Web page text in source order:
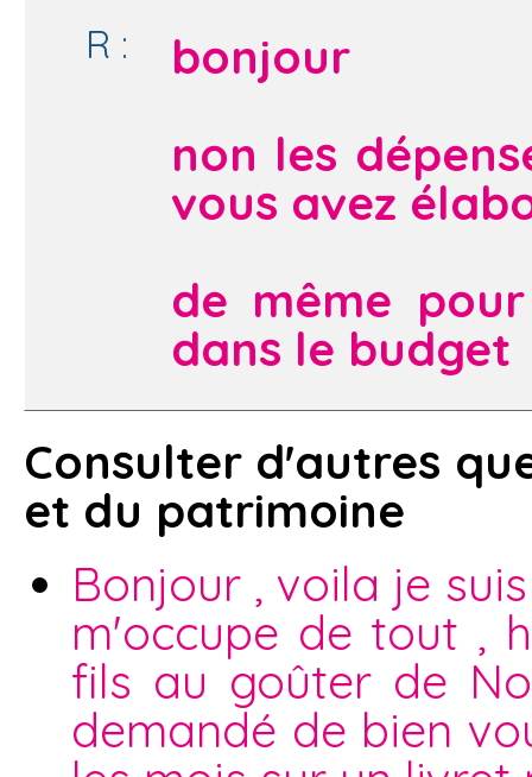
R :
bonjour
non les
vous avez
de même
dans le budget
Consulter d'autres
et du patrimoine
Bonjour , voila je
m'occupe de tout ,
fils au goûter de
demandé de bien